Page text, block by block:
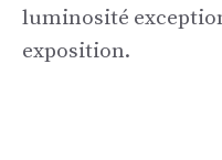
luminosité
exposition.